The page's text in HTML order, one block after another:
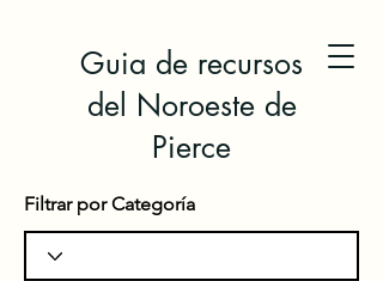
Guia de recursos
del Noroeste de
Pierce
Filtrar por Categoría